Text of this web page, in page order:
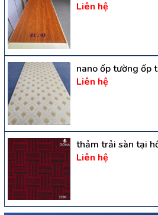
Liên hệ
nano ốp tường ốp
Liên hệ
thảm trải sàn tại
Liên hệ